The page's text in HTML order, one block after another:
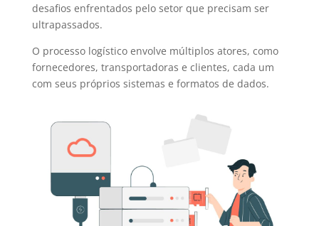
desafios enfrentados pelo setor que precisam ser
ultrapassados.
O processo logístico envolve múltiplos atores, como
fornecedores, transportadoras e clientes, cada um
com seus próprios sistemas e formatos de dados.